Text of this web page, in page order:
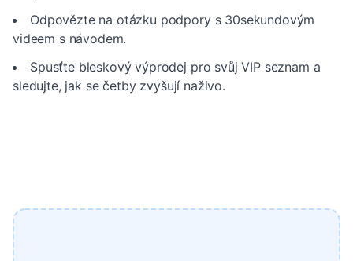
Odpovězte na otázku podpory s 30sekundovým
videem s návodem.
Spusťte bleskový výprodej pro svůj VIP seznam a
sledujte, jak se četby zvyšují naživo.